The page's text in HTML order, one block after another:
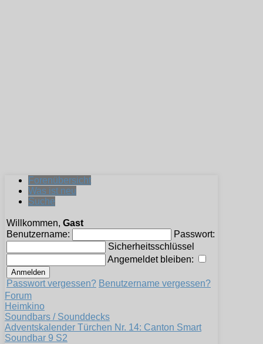
Forenübersicht
Was ist neu
Suche
Willkommen, Gast
Benutzername:
Passwort:
Sicherheitsschlüssel
Angemeldet bleiben:
Passwort vergessen? Benutzername vergessen?
Forum
Heimkino
Soundbars / Sounddecks
Adventskalender Türchen Nr. 14: Canton Smart
Soundbar 9 S2